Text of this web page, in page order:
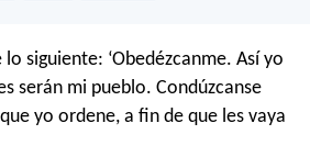
siguiente: ‘Obedézcanme. Así yo
serán mi pueblo. Condúzcanse
yo ordene, a fin de que les vaya